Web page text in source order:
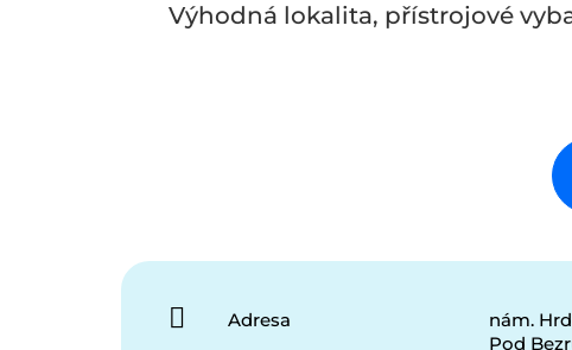
Výhodná lokalita, přístrojové
Adresa
nám.
Pod